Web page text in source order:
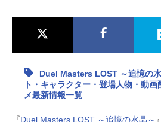
最新記事一覧
Duel Masters LOST ～追憶の
ト・キャラクター・登場人物・動
メ最新情報一覧
『Duel Masters LOST ～追憶の水晶～